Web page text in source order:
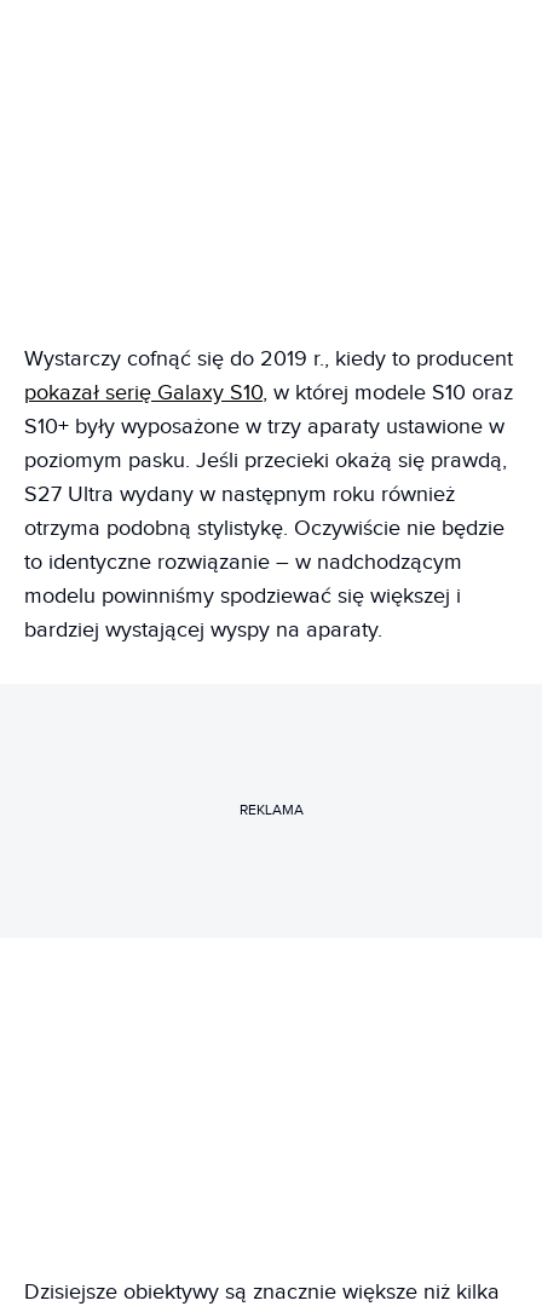
Wystarczy cofnąć się do 2019 r., kiedy to producent
pokazał serię Galaxy S10, w której modele S10 oraz
S10+ były wyposażone w trzy aparaty ustawione w
poziomym pasku. Jeśli przecieki okażą się prawdą,
S27 Ultra wydany w następnym roku również
otrzyma podobną stylistykę. Oczywiście nie będzie
to identyczne rozwiązanie – w nadchodzącym
modelu powinniśmy spodziewać się większej i
bardziej wystającej wyspy na aparaty.
REKLAMA
Dzisiejsze obiektywy są znacznie większe niż kilka